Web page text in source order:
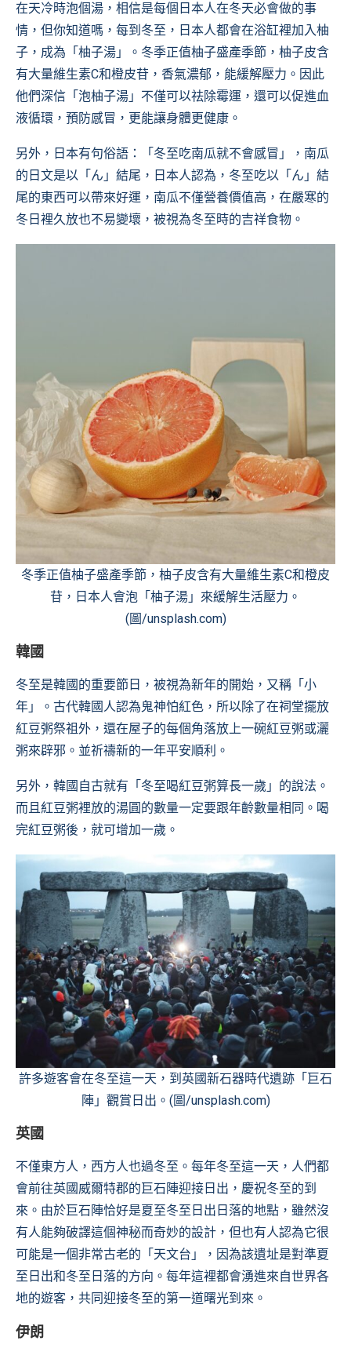
在天冷時泡個湯，相信是每個日本人在冬天必會做的事
情，但你知道嗎，每到冬至，日本人都會在浴缸裡加入柚
子，成為「柚子湯」。冬季正值柚子盛產季節，柚子皮含
有大量維生素C和橙皮苷，香氣濃郁，能緩解壓力。因此
他們深信「泡柚子湯」不僅可以祛除霉運，還可以促進血
液循環，預防感冒，更能讓身體更健康。
另外，日本有句俗語：「冬至吃南瓜就不會感冒」，南瓜
的日文是以「ん」結尾，日本人認為，冬至吃以「ん」結
尾的東西可以帶來好運，南瓜不僅營養價值高，在嚴寒的
冬日裡久放也不易變壞，被視為冬至時的吉祥食物。
冬季正值柚子盛產季節，柚子皮含有大量維生素C和橙皮
苷，日本人會泡「柚子湯」來緩解生活壓力。
(圖/unsplash.com)
韓國
冬至是韓國的重要節日，被視為新年的開始，又稱「小
年」。古代韓國人認為鬼神怕紅色，所以除了在祠堂擺放
紅豆粥祭祖外，還在屋子的每個角落放上一碗紅豆粥或灑
粥來辟邪。並祈禱新的一年平安順利。
另外，韓國自古就有「冬至喝紅豆粥算長一歲」的說法。
而且紅豆粥裡放的湯圓的數量一定要跟年齡數量相同。喝
完紅豆粥後，就可增加一歲。
許多遊客會在冬至這一天，到英國新石器時代遺跡「巨石
陣」觀賞日出。(圖/unsplash.com)
英國
不僅東方人，西方人也過冬至。每年冬至這一天，人們都
會前往英國威爾特郡的巨石陣迎接日出，慶祝冬至的到
來。由於巨石陣恰好是夏至冬至日出日落的地點，雖然沒
有人能夠破譯這個神秘而奇妙的設計，但也有人認為它很
可能是一個非常古老的「天文台」，因為該遺址是對準夏
至日出和冬至日落的方向。每年這裡都會湧進來自世界各
地的遊客，共同迎接冬至的第一道曙光到來。
伊朗